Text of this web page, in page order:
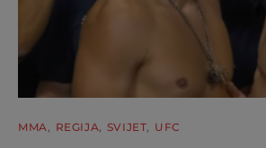
MMA REGIJA SVIJET UFC